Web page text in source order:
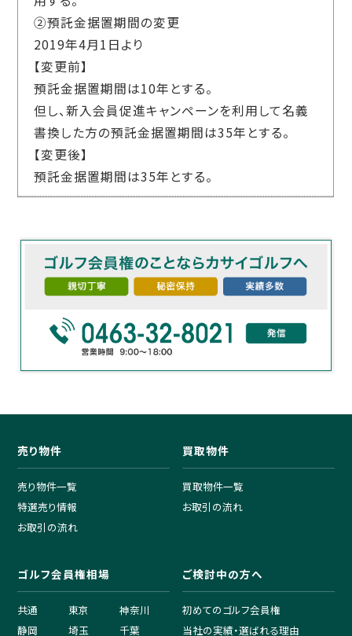
②預託金据置期間の変更
2019年4月1日より
【変更前】
預託金据置期間は10年とする。
但し、新入会員促進キャンペーンを利用して名義
書換した方の預託金据置期間は35年とする。
【変更後】
預託金据置期間は35年とする。
売り物件
売り物件一覧
特選売り情報
お取引の流れ
買取物件
買取物件一覧
お取引の流れ
ゴルフ会員権相場
共通 東京
神奈川
静岡
埼玉 千葉
ご検討中の方へ
初めてのゴルフ会員権
当社の実績・選ばれる理由